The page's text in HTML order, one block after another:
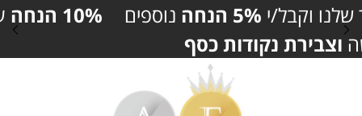
10% הנחה על תכשיטים נבחרים באתר⏰